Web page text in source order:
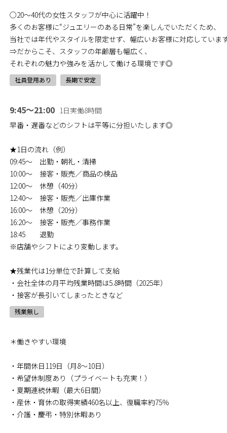
○20〜40代の女性スタッフが中心に活躍中！
多くのお客様に“ジュエリーのある日常”を楽しんでいただくため、
当社では年代やスタイルを限定せず、幅広いお客様に対応しています
⇒だからこそ、スタッフの年齢層も幅広く、
それぞれの魅力や強みを活かして働ける環境です◎
社員登用あり 長期で安定
9:45～21:00 1日実働8時間
早番・遅番などのシフトは平等に分担いたします◎
★1日の流れ（例）
09:45〜 出勤・朝礼・清掃
10:00〜 接客・販売／商品の検品
12:00〜 休憩（40分）
12:40〜 接客・販売／出庫作業
16:00〜 休憩（20分）
16:20〜 接客・販売／事務作業
18:45 退勤
※店舗やシフトにより変動します。
★残業代は1分単位で計算して支給
・会社全体の月平均残業時間は5.8時間（2025年）
・接客が長引いてしまったときなど
残業無し
＊働きやすい環境
・年間休日119日（月8～10日）
・希望休制度あり（プライベートも充実！）
・夏期連続休暇（最大6日間）
・産休・育休の取得実績460名以上、復職率約75％
・介護・慶弔・特別休暇あり